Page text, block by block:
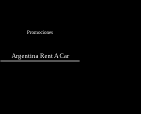
Promociones
Argentina Rent A Car